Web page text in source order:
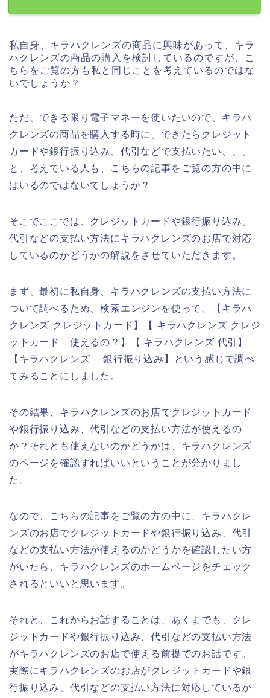
私自身、キラハクレンズの商品に興味があって、キラ
ハクレンズの商品の購入を検討しているのですが、こ
ちらをご覧の方も私と同じことを考えているのではな
いでしょうか？
ただ、できる限り電子マネーを使いたいので、キラハ
クレンズの商品を購入する時に、できたらクレジット
カードや銀行振り込み、代引などで支払いたい、、、
と、考えている人も、こちらの記事をご覧の方の中に
はいるのではないでしょうか？
そこでここでは、クレジットカードや銀行振り込み、
代引などの支払い方法にキラハクレンズのお店で対応
しているのかどうかの解説をさせていただきます。
まず、最初に私自身、キラハクレンズの支払い方法に
ついて調べるため、検索エンジンを使って、【キラハ
クレンズ クレジットカード】【 キラハクレンズ クレジ
ットカード 使えるの？】【 キラハクレンズ 代引】
【キラハクレンズ 銀行振り込み】という感じで調べ
てみることにしました。
その結果、キラハクレンズのお店でクレジットカード
や銀行振り込み、代引などの支払い方法が使えるの
か？それとも使えないのかどうかは、キラハクレンズ
のページを確認すればいいということが分かりまし
た。
なので、こちらの記事をご覧の方の中に、キラハクレ
ンズのお店でクレジットカードや銀行振り込み、代引
などの支払い方法が使えるのかどうかを確認したい方
がいたら、キラハクレンズのホームページをチェック
されるといいと思います。
それと、これからお話することは、あくまでも、クレ
ジットカードや銀行振り込み、代引などの支払い方法
がキラハクレンズのお店で使える前提でのお話です。
実際にキラハクレンズのお店がクレジットカードや銀
行振り込み、代引などの支払い方法に対応しているか